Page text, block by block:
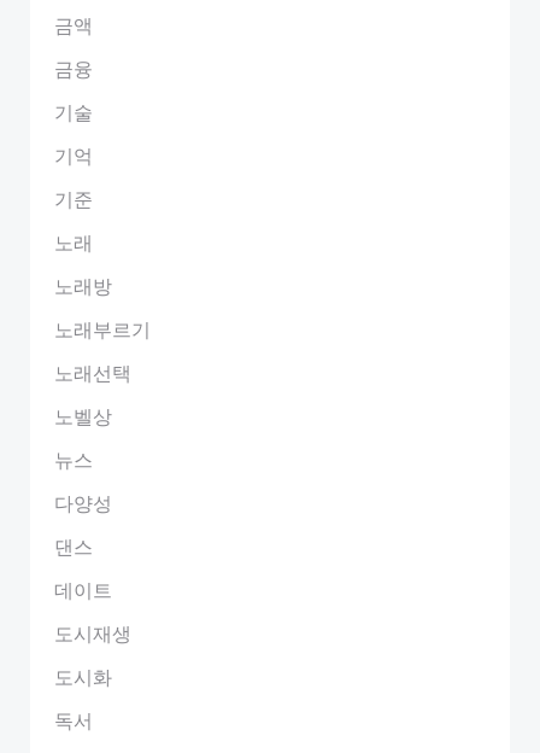
금액
금융
기술
기억
기준
노래
노래방
노래부르기
노래선택
노벨상
뉴스
다양성
댄스
데이트
도시재생
도시화
독서